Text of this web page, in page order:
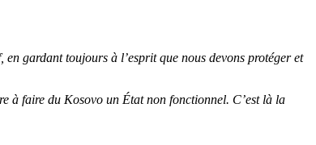
gardant toujours à l’esprit que nous devons protéger et
à faire du Kosovo un État non fonctionnel. C’est là la